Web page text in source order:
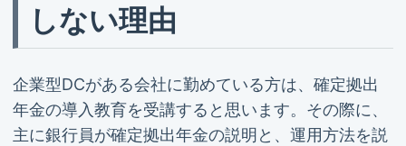
しない理由
企業型DCがある会社に勤めている方は、確定拠出
年金の導入教育を受講すると思います。その際に、
主に銀行員が確定拠出年金の説明と、運用方法を説